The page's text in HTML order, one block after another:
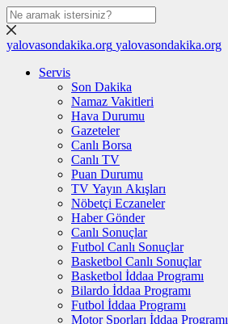
yalovasondakika.org yalovasondakika.org
Servis
Son Dakika
Namaz Vakitleri
Hava Durumu
Gazeteler
Canlı Borsa
Canlı TV
Puan Durumu
TV Yayın Akışları
Nöbetçi Eczaneler
Haber Gönder
Canlı Sonuçlar
Futbol Canlı Sonuçlar
Basketbol Canlı Sonuçlar
Basketbol İddaa Programı
Bilardo İddaa Programı
Futbol İddaa Programı
Motor Sporları İddaa Programı